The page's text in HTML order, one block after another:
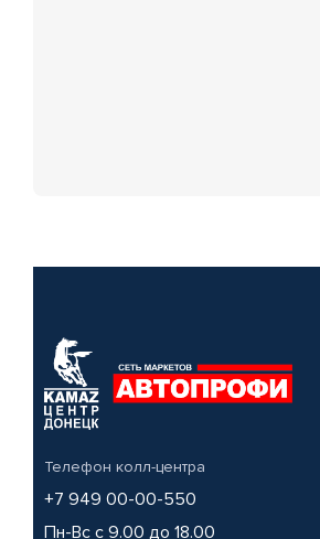
Телефон колл-центра
+7 949 00-00-550
Пн-Вс с 9.00 до 18.00